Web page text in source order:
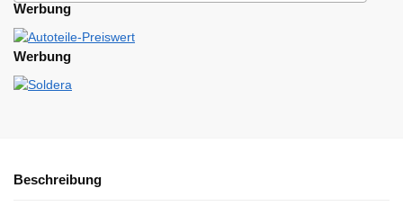
Werbung
Werbung
Beschreibung